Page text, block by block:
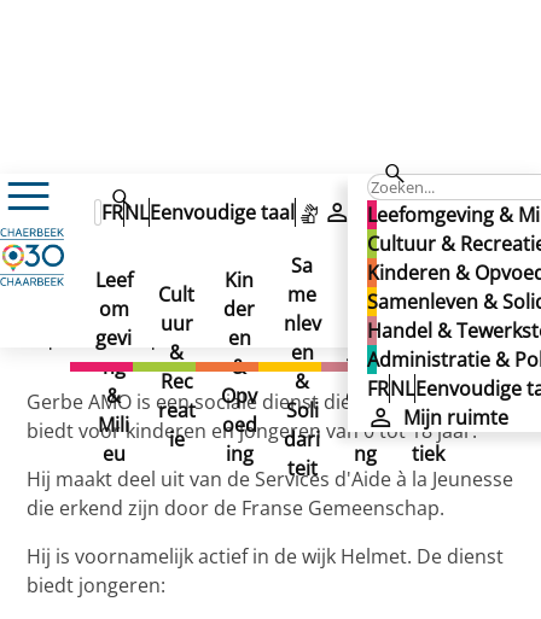
Leefomgeving &
Cultuur &
Kinderen &
Samenleven &
Handel &
Administratie &
FRNLEenvoudige
Mijn ruimte
FRNLEenvoudige taal Mijn ruimte
Leef
om
gevi
ng
&
Mili
eu
Cult
uur
&
Rec
reat
ie
Kin
der
en
&
Opv
oed
ing
Sa
me
nlev
en
&
Soli
dari
teit
Han
del
&
Tew
erks
telli
ng
Ad
min
istr
atie
&
Poli
tiek
Kinderen & Opvoeding
Schoolondersteuning
Huistaakbegeleiding
La Gerbe AMO
La Gerbe AMO
La Gerbe AMO
Gepubliceerd op 29/09/2025
Gerbe AMO is een sociale dienst die preventieve hulp
biedt voor kinderen en jongeren van 0 tot 18 jaar.
Hij maakt deel uit van de Services d'Aide à la Jeunesse
die erkend zijn door de Franse Gemeenschap.
Hij is voornamelijk actief in de wijk Helmet. De dienst
biedt jongeren: